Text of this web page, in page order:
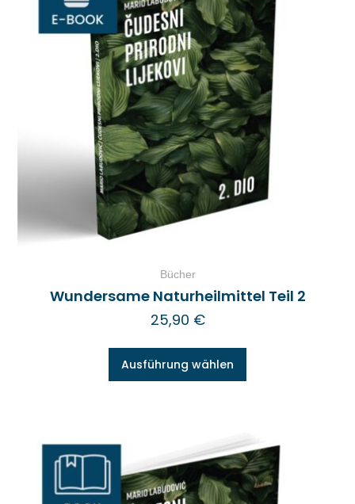
Bücher
Wundersame Naturheilmittel Teil 2
25,90 €
Ausführung wählen